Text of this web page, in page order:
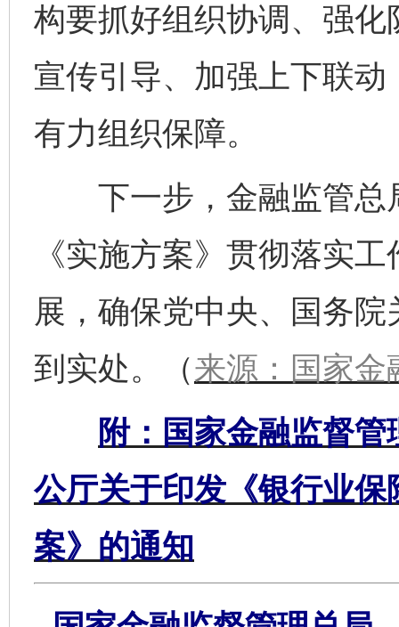
构要抓好组织协调、强
宣传引导、加强上下联
有力组织保障。
下一步，金融监管总
《实施方案》贯彻落实
展，确保党中央、国务
到实处。（来源：国家金
附：国家金融监督
公厅关于印发《银行业
案》的通知